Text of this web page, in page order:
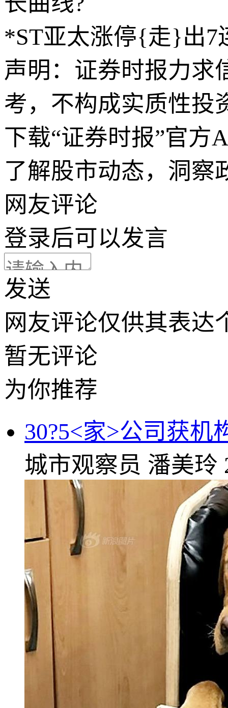
*ST亚太涨停{走}出7
声明：证券时报力求
考，不构成实质性投
下载“证券时报”官方
了解股市动态，洞察
网友评论
登录后可以发言
发送
网友评论仅供其表达
暂无评论
为你推荐
30?5<家>公司获机
城市观察员 潘美玲